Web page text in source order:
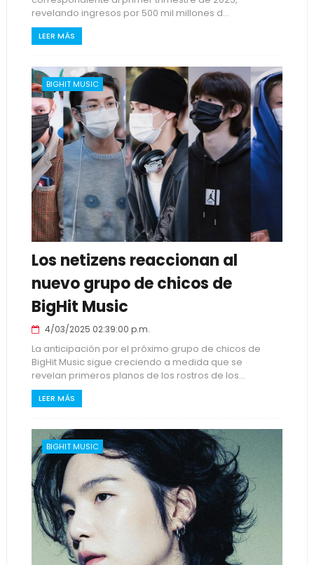
revelando ingresos por 500 mil millones d...
LEER MÁS
BIGHIT MUSIC
Los netizens reaccionan al
nuevo grupo de chicos de
BigHit Music
4/03/2025 02:39:00 p.m.
La anticipación por el próximo grupo de chicos de
BigHit Music sigue creciendo a medida que se
revelan primeros planos de los rostros de los...
LEER MÁS
BIGHIT MUSIC